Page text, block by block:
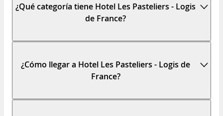
¿Qué categoría tiene Hotel Les Pasteliers - Logis
de France?
¿Cómo llegar a Hotel Les Pasteliers - Logis de
France?